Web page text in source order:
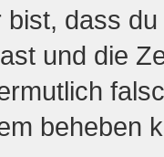
dass
und die
beheben